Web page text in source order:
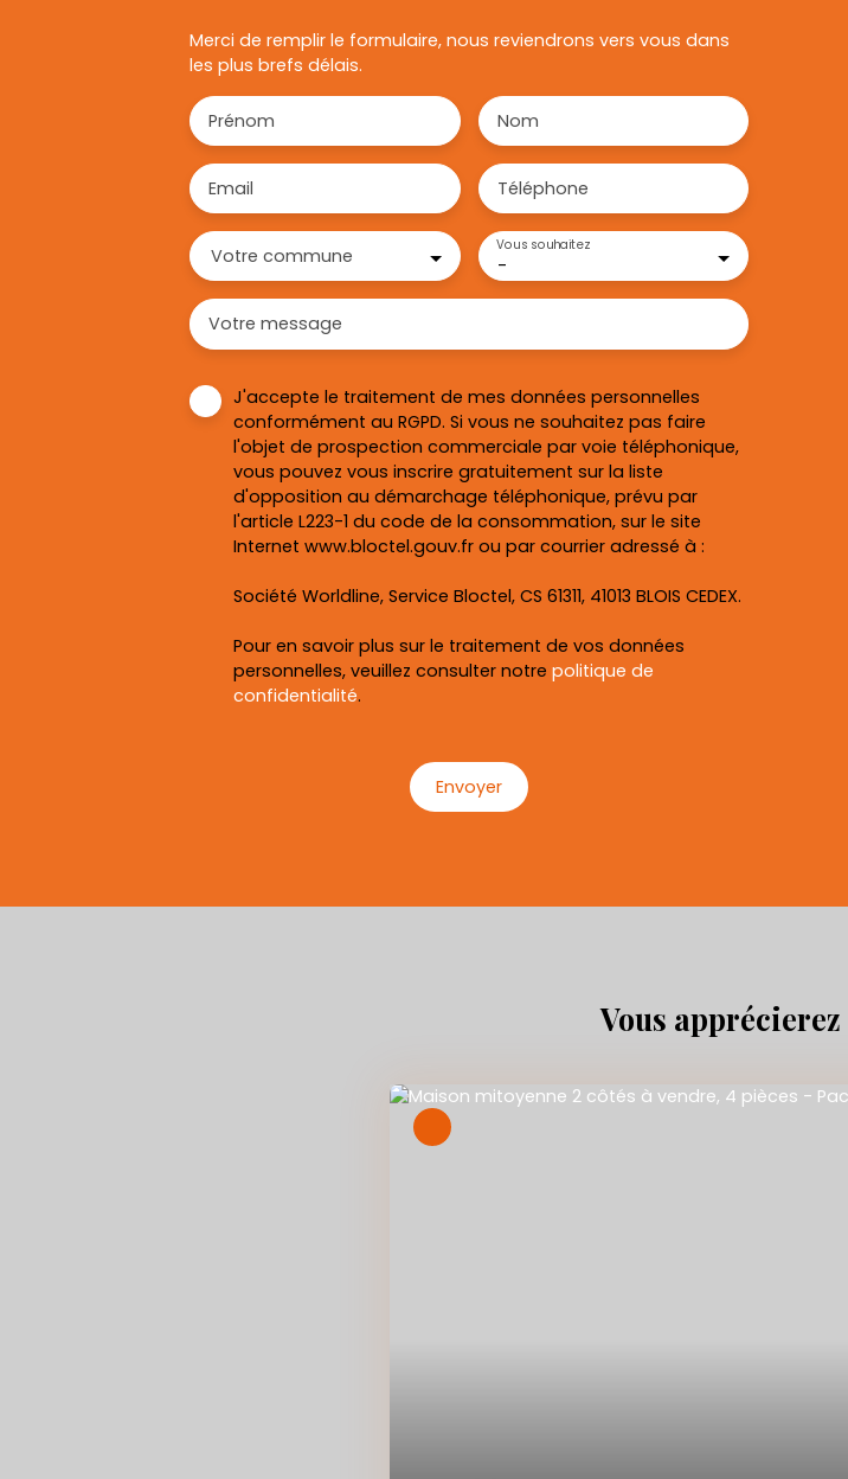
Merci de remplir le formulaire, nous reviendrons vers vous dans
les plus brefs délais.
Prénom Nom
Email Téléphone
Votre commune -
Vous souhaitez
Votre message
J'accepte le traitement de mes données personnelles
conformément au RGPD. Si vous ne souhaitez pas faire
l'objet de prospection commerciale par voie téléphonique,
vous pouvez vous inscrire gratuitement sur la liste
d'opposition au démarchage téléphonique, prévu par
l'article L223-1 du code de la consommation, sur le site
Internet www.bloctel.gouv.fr ou par courrier adressé à :
Société Worldline, Service Bloctel, CS 61311, 41013 BLOIS CEDEX.
Pour en savoir plus sur le traitement de vos données
personnelles, veuillez consulter notre politique de
confidentialité.
Envoyer
Vous apprécierez